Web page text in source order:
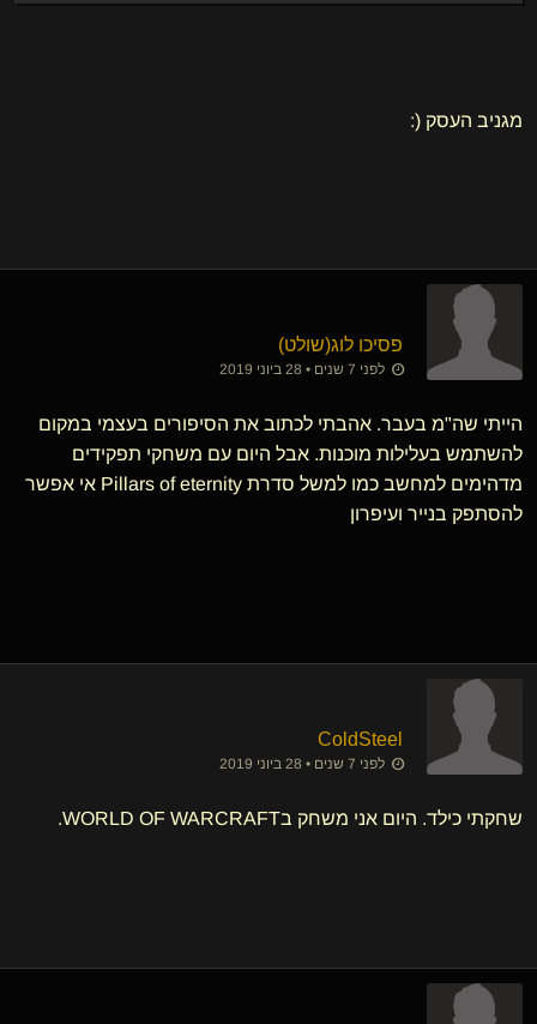
מגניב העסק (:
פסיכו לוג​(שולט)
לפני 7 שנים • 28 ביוני 2019
הייתי שה"מ בעבר. אהבתי לכתוב את הסיפורים בעצמי במקום
להשתמש בעלילות מוכנות. אבל היום עם משחקי תפקידים
מדהימים למחשב כמו למשל סדרת Pillars of eternity אי אפשר
להסתפק בנייר ועיפרון
ColdSteel
לפני 7 שנים • 28 ביוני 2019
שחקתי כילד. היום אני משחק בWORLD OF WARCRAFT.